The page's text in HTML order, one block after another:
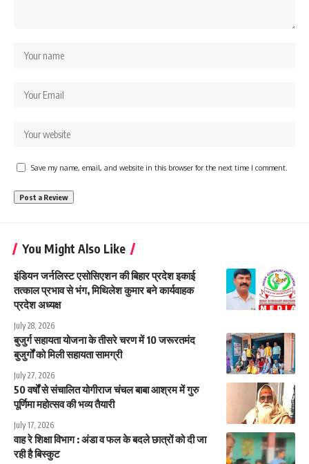
Save my name, email, and website in this browser for the next time I comment.
You Might Also Like
इंडियन जर्नलिस्ट एसोसिएशन की बिहार प्रदेश इकाई
तत्काल प्रभाव से भंग, मिथिलेश कुमार बने कार्यवाहक
प्रदेश अध्यक्ष
July 28, 2026
बुजुर्ग सहायता योजना के तीसरे चरण में 10 जरूरतमंद
बुजुर्गों को मिली सहायता सामग्री
July 27, 2026
50 वर्षों से संचालित योगीराज चंचल बाबा आश्रम में गुरु
पूर्णिमा महोत्सव की भव्य तैयारी
July 17, 2026
वाह रे शिक्षा विभाग : अंडा व फल के बदले छात्रों को दी जा
रही है बिस्कुट